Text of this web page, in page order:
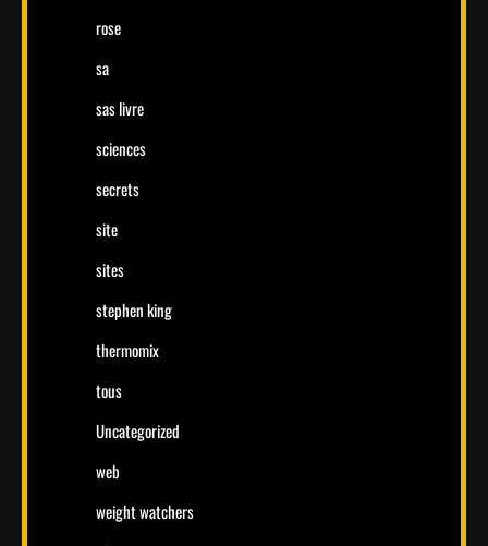
rose
sa
sas livre
sciences
secrets
site
sites
stephen king
thermomix
tous
Uncategorized
web
weight watchers